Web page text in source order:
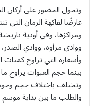
عارضًا لفاكهة الرمان
ومراكزها، وفي أودية
ووادي مرأوه، ووادي
وتختلف باختلاف حجم
والطلب ما بين بداية